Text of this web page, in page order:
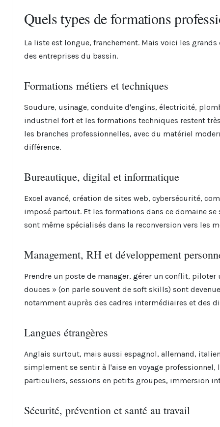
Quels types de formations
La liste est longue, franchement. Mais voici les
des entreprises du bassin.
Formations métiers et techniques
Soudure, usinage, conduite d'engins, électricité,
industriel fort et les formations techniques restent
les branches professionnelles, avec du matériel
différence.
Bureautique, digital et informatique
Excel avancé, création de sites web, cybersécurité,
imposé partout. Et les formations dans ce domaine se
sont même spécialisés dans la reconversion vers les
Management, RH et développement
Prendre un poste de manager, gérer un conflit,
douces » (on parle souvent de soft skills) sont
notamment auprès des cadres intermédiaires et des
Langues étrangères
Anglais surtout, mais aussi espagnol, allemand,
simplement se sentir à l'aise en voyage
particuliers, sessions en petits groupes, immersion
Sécurité, prévention et santé au travail